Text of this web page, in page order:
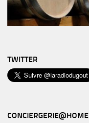
TWITTER
CONCIERGERIE@HOME